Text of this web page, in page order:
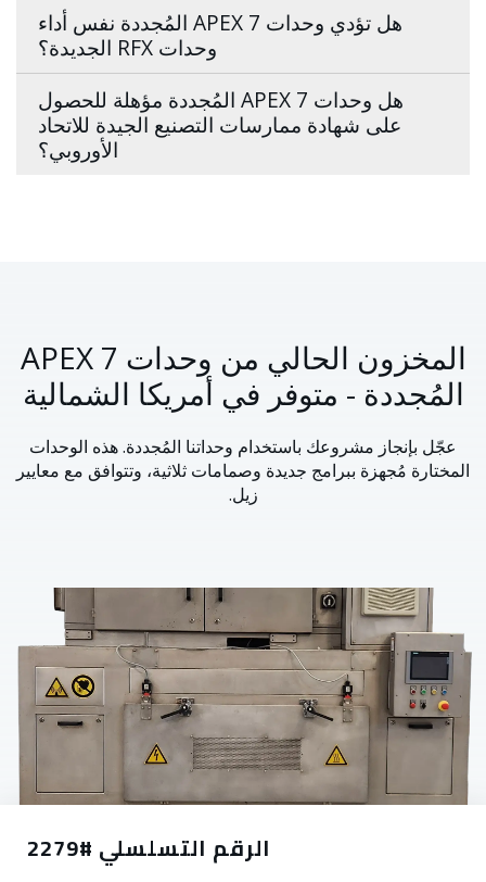
هل تؤدي وحدات APEX 7 المُجددة نفس أداء
وحدات RFX الجديدة؟
هل وحدات APEX 7 المُجددة مؤهلة للحصول
على شهادة ممارسات التصنيع الجيدة للاتحاد
الأوروبي؟
المخزون الحالي من وحدات APEX 7
المُجددة - متوفر في أمريكا الشمالية
عجّل بإنجاز مشروعك باستخدام وحداتنا المُجددة. هذه الوحدات
المختارة مُجهزة ببرامج جديدة وصمامات ثلاثية، وتتوافق مع معايير
زيل.
الرقم التسلسلي #2279